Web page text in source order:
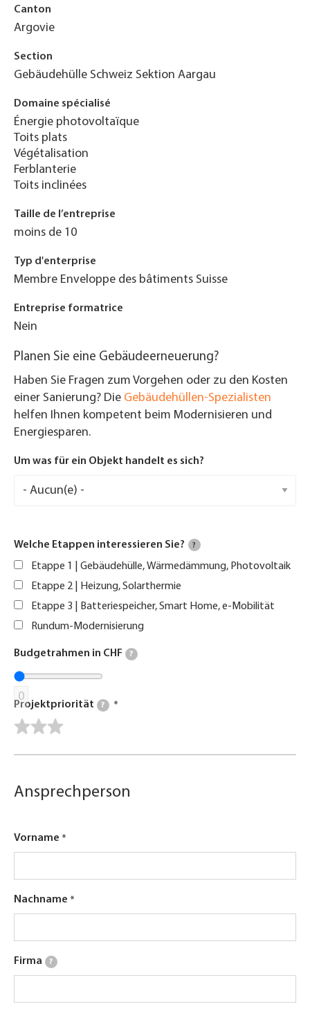
Canton
Argovie
Section
Gebäudehülle Schweiz Sektion Aargau
Domaine spécialisé
Énergie photovoltaïque
Toits plats
Végétalisation
Ferblanterie
Toits inclinées
Taille de l’entreprise
moins de 10
Typ d'enterprise
Membre Enveloppe des bâtiments Suisse
Entreprise formatrice
Nein
Planen Sie eine Gebäudeerneuerung?
Haben Sie Fragen zum Vorgehen oder zu den Kosten
einer Sanierung? Die Gebäudehüllen-Spezialisten
helfen Ihnen kompetent beim Modernisieren und
Energiesparen.
Um was für ein Objekt handelt es sich?
Welche Etappen interessieren Sie? ?
Etappe 1 | Gebäudehülle, Wärmedämmung, Photovoltaik
Etappe 2 | Heizung, Solarthermie
Etappe 3 | Batteriespeicher, Smart Home, e-Mobilität
Rundum-Modernisierung
Budgetrahmen in CHF ?
0
Projektpriorität ?
Ansprechperson
Vorname
Nachname
Firma ?